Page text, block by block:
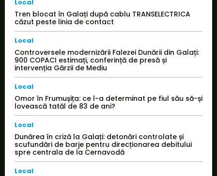
Local
Tren blocat în Galați după cablu TRANSELECTRICA
căzut peste linia de contact
Local
Controversele modernizării Falezei Dunării din Galați:
900 COPACI estimați, conferință de presă și
intervenția Gărzii de Mediu
Local
Omor în Frumușița: ce l-a determinat pe fiul său să-și
lovească tatăl de 83 de ani?
Local
Dunărea în criză la Galați: detonări controlate și
scufundări de barje pentru direcționarea debitului
spre centrala de la Cernavodă
Local